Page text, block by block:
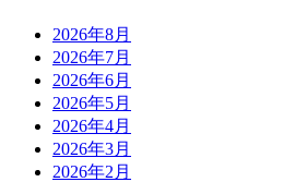
2026年8月
2026年7月
2026年6月
2026年5月
2026年4月
2026年3月
2026年2月